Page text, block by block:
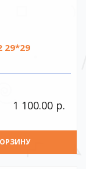
29*29
1 100.00 р.